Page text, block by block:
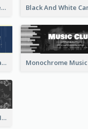
Interior Design Twitter Header In Warm Colour Tone
Simple 2-Colour Party Related Twitter Header
Monochrome Decorated Hotel Twitter Header